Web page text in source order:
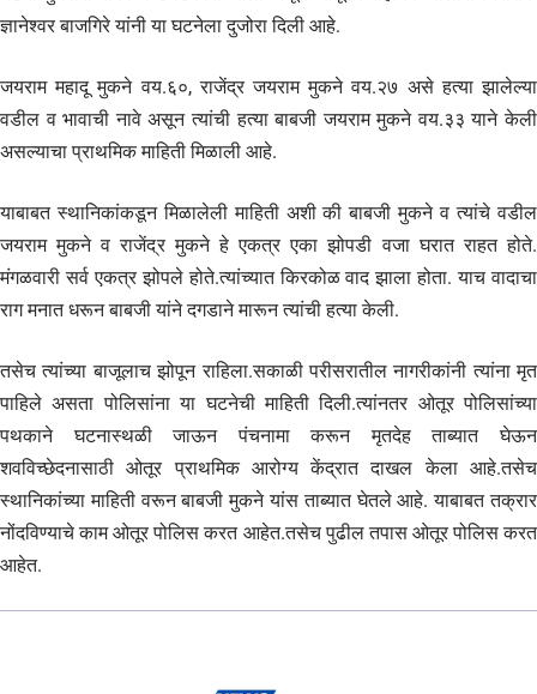
ज्ञानेश्वर बाजगिरे यांनी या घटनेला दुजोरा दिली आहे.
जयराम महादू मुकने वय.६०, राजेंद्र जयराम मुकने वय.२७ असे हत्या झालेल्या
वडील व भावाची नावे असून त्यांची हत्या बाबजी जयराम मुकने वय.३३ याने केली
असल्याचा प्राथमिक माहिती मिळाली आहे.
याबाबत स्थानिकांकडून मिळालेली माहिती अशी की बाबजी मुकने व त्यांचे वडील
जयराम मुकने व राजेंद्र मुकने हे एकत्र एका झोपडी वजा घरात राहत होते.
मंगळवारी सर्व एकत्र झोपले होते.त्यांच्यात किरकोळ वाद झाला होता. याच वादाचा
राग मनात धरून बाबजी यांने दगडाने मारून त्यांची हत्या केली.
तसेच त्यांच्या बाजूलाच झोपून राहिला.सकाळी परीसरातील नागरीकांनी त्यांना मृत
पाहिले असता पोलिसांना या घटनेची माहिती दिली.त्यांनतर ओतूर पोलिसांच्या
पथकाने घटनास्थळी जाऊन पंचनामा करून मृतदेह ताब्यात घेऊन
शवविच्छेदनासाठी ओतूर प्राथमिक आरोग्य केंद्रात दाखल केला आहे.तसेच
स्थानिकांच्या माहिती वरून बाबजी मुकने यांस ताब्यात घेतले आहे. याबाबत तक्रार
नोंदविण्याचे काम ओतूर पोलिस करत आहेत.तसेच पुढील तपास ओतूर पोलिस करत
आहेत.